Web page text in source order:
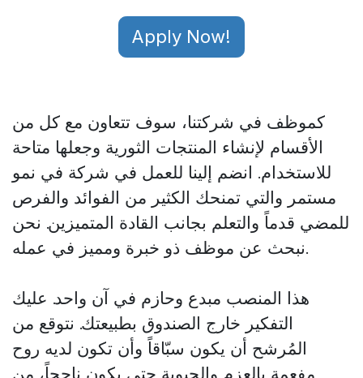
Apply Now!
كموظف في شركتنا، سوف تتعاون مع كل من
الأقسام لإنشاء المنتجات الثورية وجعلها متاحة
للاستخدام. انضم إلينا للعمل في شركة في نمو
مستمر والتي تمنحك الكثير من الفوائد والفرص
للمضي قدماً والتعلم بجانب القادة المتميزين. نحن
نبحث عن موظف ذو خبرة ومميز في عمله.
هذا المنصب مبدع وحازم في آن واحد. عليك
التفكير خارج الصندوق بطبيعتك. نتوقع من
المُرشح أن يكون سبّاقاً وأن تكون لديه روح
مفعمة بالعزم والحيوية حتى يكون ناجحاً، من